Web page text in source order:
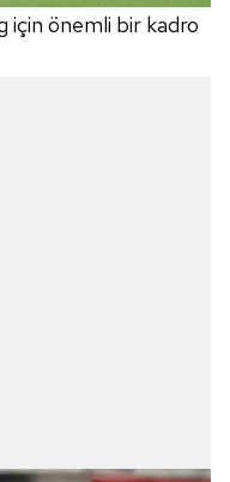
için önemli bir kadro